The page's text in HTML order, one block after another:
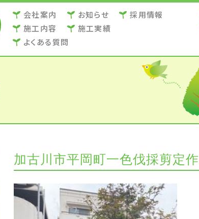
会社案内 お知らせ
採用情報
施⼯内容
施⼯実績
よくある質問
加古川市平岡町一色伐採剪定